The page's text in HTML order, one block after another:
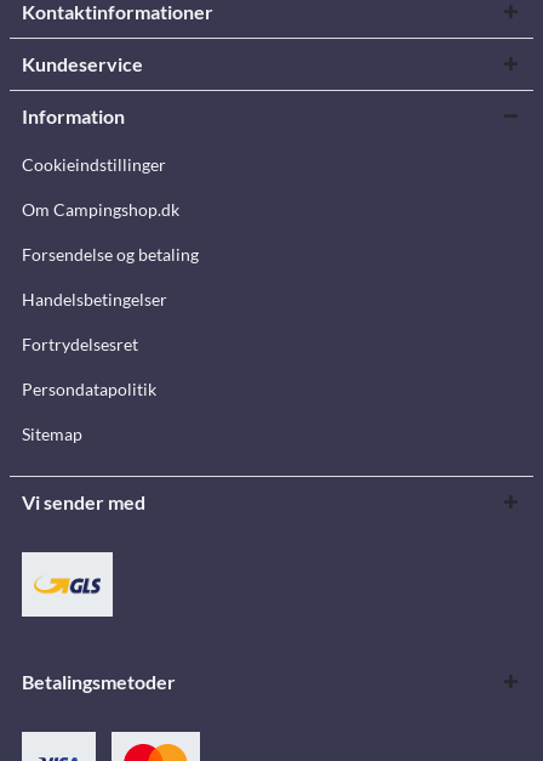
Kontaktinformationer
Kundeservice
Information
Cookieindstillinger
Om Campingshop.dk
Forsendelse og betaling
Handelsbetingelser
Fortrydelsesret
Persondatapolitik
Sitemap
Vi sender med
Betalingsmetoder